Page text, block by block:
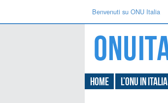
Benvenuti su ONU Italia
Home L’ONU in Italia